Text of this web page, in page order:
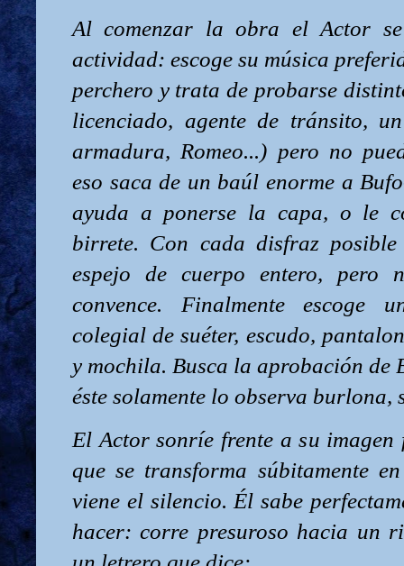
Al comenzar la obra el Actor
actividad: escoge su música
perchero y trata de probarse
licenciado, agente de tránsito,
armadura, Romeo...) pero no
eso saca de un baúl enorme a
ayuda a ponerse la capa, o le
birrete. Con cada disfraz
espejo de cuerpo entero, pero
convence. Finalmente escoge
colegial de suéter, escudo,
y mochila. Busca la aprobación de
éste solamente lo observa burlona,
El Actor sonríe frente a su
que se transforma súbitamente
viene el silencio. Él sabe
hacer: corre presuroso hacia un